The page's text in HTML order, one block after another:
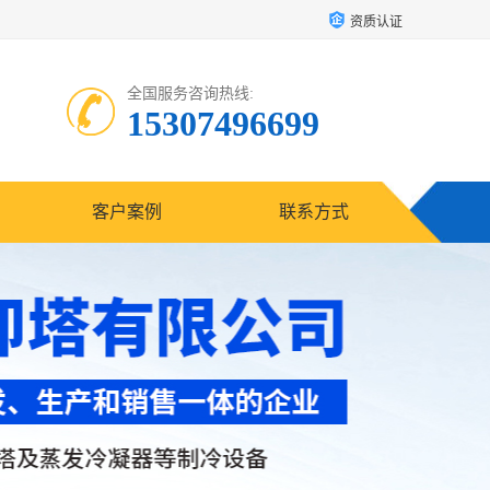
资质认证
全国服务咨询热线:
15307496699
客户案例 联系方式